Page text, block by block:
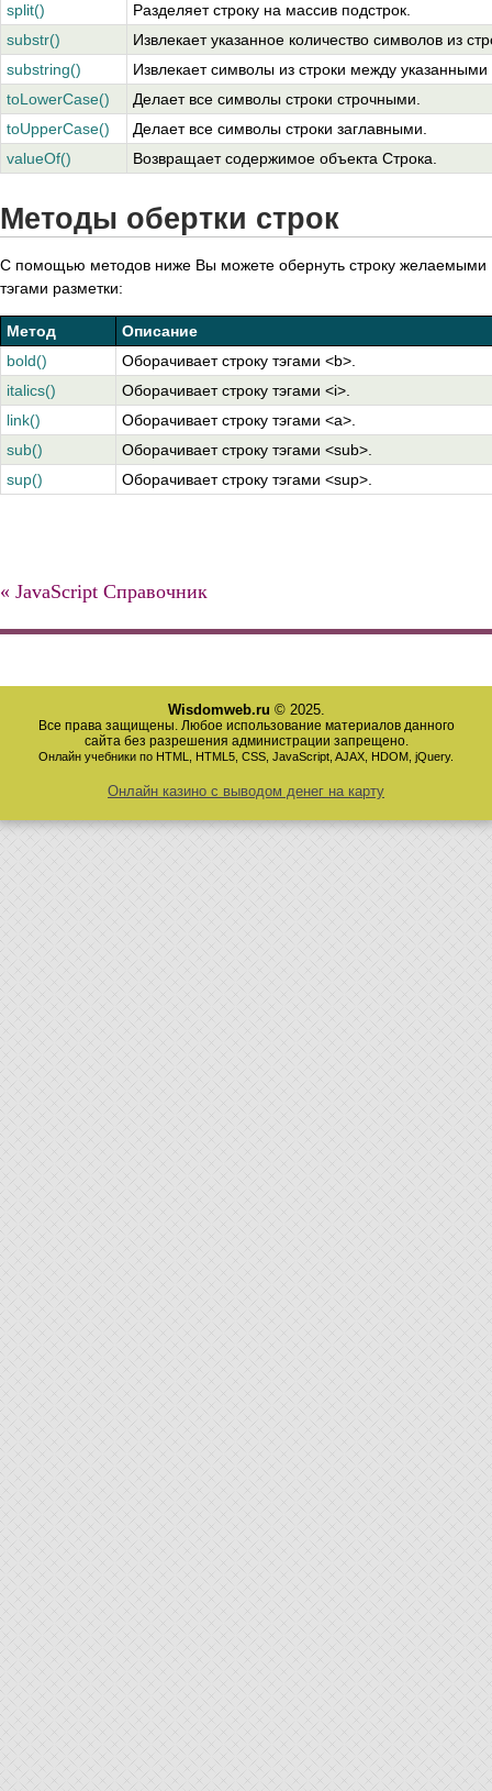
split()
Разделяет строку на массив подстрок.
substr()
Извлекает указанное количество символов из
substring()
Извлекает символы из строки между
toLowerCase()
Делает все символы строки строчными.
toUpperCase()
Делает все символы строки заглавными.
valueOf()
Возвращает содержимое объекта Строка.
Методы обертки строк
С помощью методов ниже Вы можете обернуть строку желаемыми
тэгами разметки:
Метод
Описание
bold()
Оборачивает строку тэгами <b>.
italics()
Оборачивает строку тэгами <i>.
link()
Оборачивает строку тэгами <a>.
sub()
Оборачивает строку тэгами <sub>.
sup()
Оборачивает строку тэгами <sup>.
« JavaScript Справочник
Wisdomweb.ru © 2025.
Все права защищены. Любое использование материалов данного
сайта без разрешения администрации запрещено.
Онлайн учебники по HTML, HTML5, CSS, JavaScript, AJAX, HDOM, jQuery.
Онлайн казино с выводом денег на карту